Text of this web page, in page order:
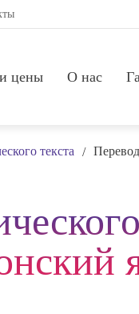
цены О нас
текста /